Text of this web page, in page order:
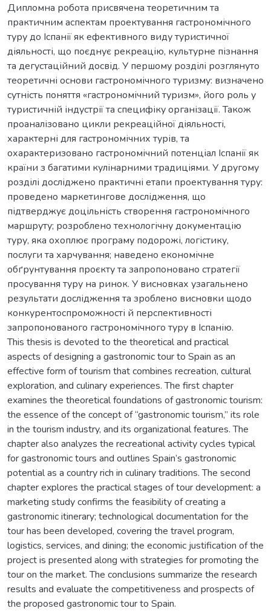
Дипломна робота присвячена теоретичним та
практичним аспектам проектування гастрономічного
туру до Іспанії як ефективного виду туристичної
діяльності, що поєднує рекреацію, культурне пізнання
та дегустаційний досвід. У першому розділі розглянуто
теоретичні основи гастрономічного туризму: визначено
сутність поняття «гастрономічний туризм», його роль у
туристичній індустрії та специфіку організації. Також
проаналізовано цикли рекреаційної діяльності,
характерні для гастрономічних турів, та
охарактеризовано гастрономічний потенціал Іспанії як
країни з багатими кулінарними традиціями. У другому
розділі досліджено практичні етапи проектування туру:
проведено маркетингове дослідження, що
підтверджує доцільність створення гастрономічного
маршруту; розроблено технологічну документацію
туру, яка охоплює програму подорожі, логістику,
послуги та харчування; наведено економічне
обґрунтування проєкту та запропоновано стратегії
просування туру на ринок. У висновках узагальнено
результати дослідження та зроблено висновки щодо
конкурентоспроможності й перспективності
запропонованого гастрономічного туру в Іспанію.
This thesis is devoted to the theoretical and practical
aspects of designing a gastronomic tour to Spain as an
effective form of tourism that combines recreation, cultural
exploration, and culinary experiences. The first chapter
examines the theoretical foundations of gastronomic tourism:
the essence of the concept of “gastronomic tourism,” its role
in the tourism industry, and its organizational features. The
chapter also analyzes the recreational activity cycles typical
for gastronomic tours and outlines Spain’s gastronomic
potential as a country rich in culinary traditions. The second
chapter explores the practical stages of tour development: a
marketing study confirms the feasibility of creating a
gastronomic itinerary; technological documentation for the
tour has been developed, covering the travel program,
logistics, services, and dining; the economic justification of the
project is presented along with strategies for promoting the
tour on the market. The conclusions summarize the research
results and evaluate the competitiveness and prospects of
the proposed gastronomic tour to Spain.